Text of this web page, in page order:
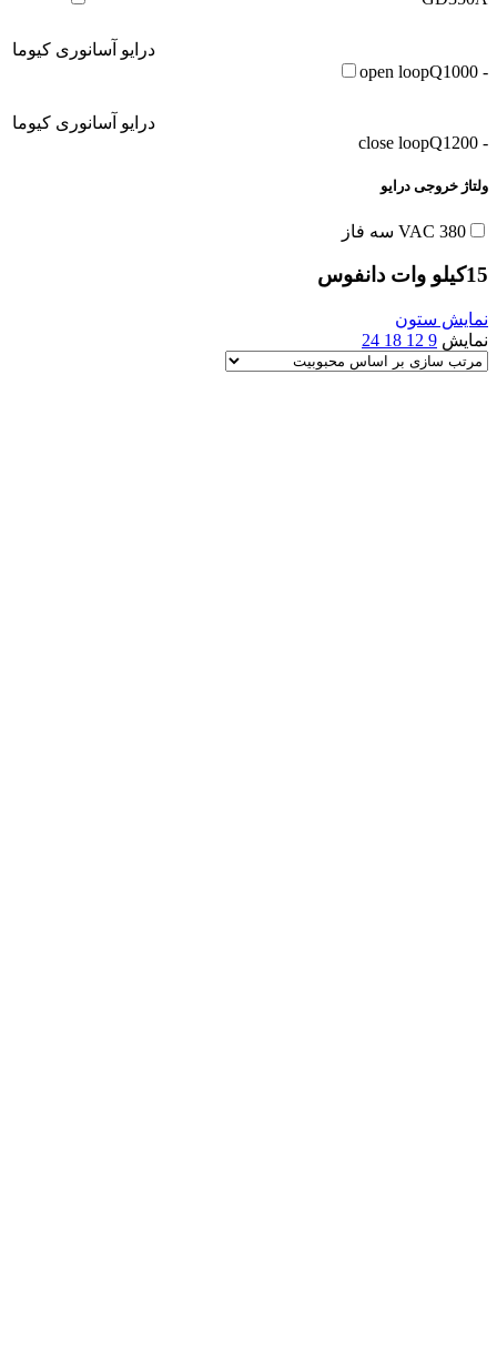
درایو آسانوری کیوما
- open loop
Q1000
درایو آسانوری کیوما
- close loop
Q1200
ولتاژ خروجی درایو
380 VAC سه فاز
15کیلو وات دانفوس
نمایش ستون
نمایش 9
12
18
24